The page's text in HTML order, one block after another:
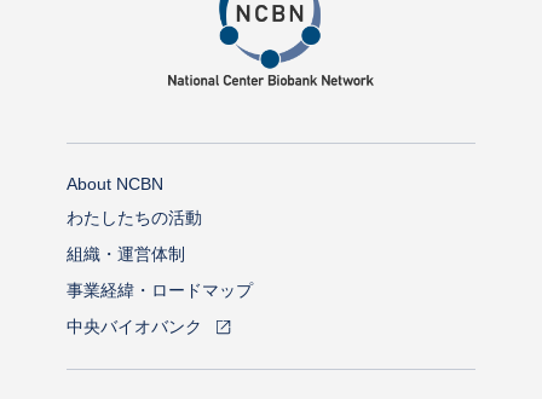
Contact Us
About NCBN
わたしたちの活動
組織・運営体制
事業経緯・ロードマップ
中央バイオバンク